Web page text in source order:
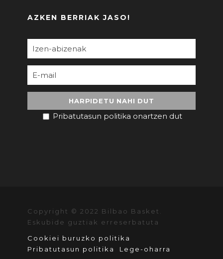
AZKEN BERRIAK JASO!
Pribatutasun politika onartzen dut
Copyright © 2022 Bilbao Basket.
Eskubide guztiak erreserbatuta
Cookiei buruzko politika
Pribatutasun politika
Lege-oharra